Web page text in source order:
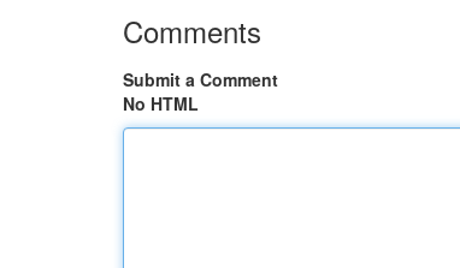
Comments
Submit a Comment
No HTML